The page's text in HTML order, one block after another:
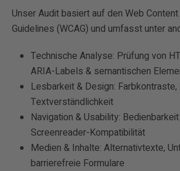
Unser Audit basiert auf den Web
Guidelines (WCAG) und umfasst unter
Technische Analyse: Prüfung von
ARIA-Labels & semantischen
Lesbarkeit & Design:
Textverständlichkeit
Navigation & Usability:
Screenreader-Kompatibilität
Medien & Inhalte: Alternativtexte,
barrierefreie Formulare